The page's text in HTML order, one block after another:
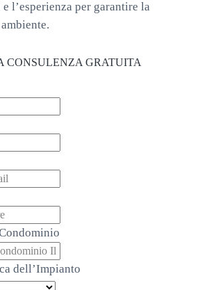
l’esperienza per garantire la
CONSULENZA GRATUITA
dell’Impianto